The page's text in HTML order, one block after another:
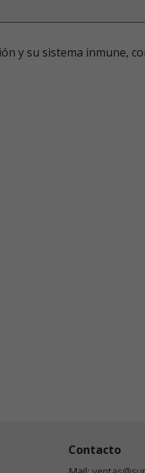
y su sistema inmune,
Contacto